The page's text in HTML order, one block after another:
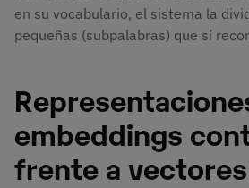
en su vocabulario, el sistema la
pequeñas (subpalabras) que sí
embeddings
frente a